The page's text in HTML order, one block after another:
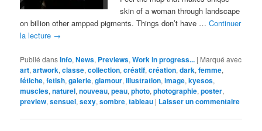
skin of a woman through landscape
on billion other ampped pigments. Things don’t have …Continuer
la lecture →
Publié dansInfo,News, Previews,Work in progress... | Marqué avec
art,artwork,classe,collection,créatif,création,dark,femme,
fétiche,fetish,galerie,glamour,illustration,image,kyesos,
muscles,naturel,nouveau,peau,photo,photographie,poster,
preview,sensuel,sexy,sombre,tableau | Laisser un commentaire